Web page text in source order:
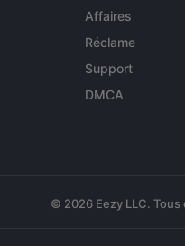
Affaires
Réclame
Support
DMCA
© 2026 Eezy LLC.